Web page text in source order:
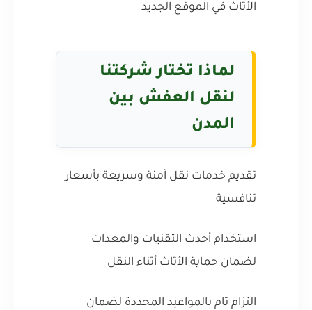
الأثاث في الموقع الجديد
لماذا تختار شركتنا
لنقل العفش بين
المدن
تقديم خدمات نقل آمنة وسريعة بأسعار
تنافسية
استخدام أحدث التقنيات والمعدات
لضمان حماية الأثاث أثناء النقل
التزام تام بالمواعيد المحددة لضمان